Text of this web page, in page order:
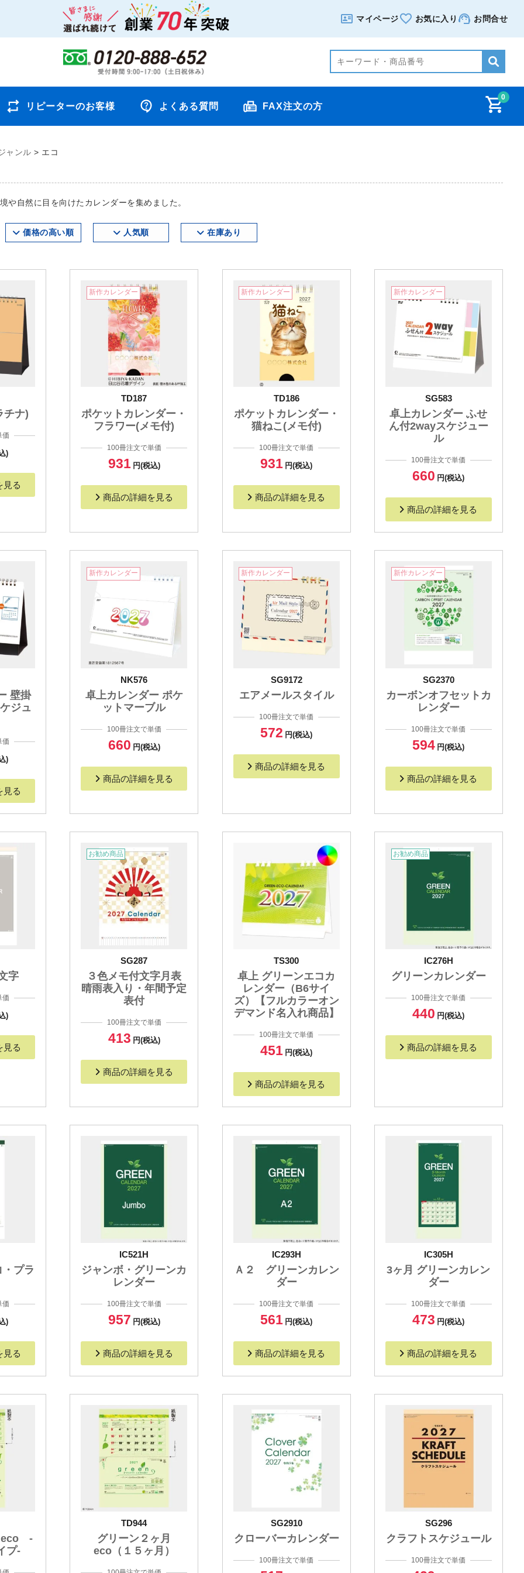
マイページ お気に入り お問合せ
0
リピーターのお客様 よくある質問 FAX注文の方
ャンル > エコ
や自然に目を向けたカレンダーを集めました。
価格の高い順 人気順 在庫あり
チナ)
価
)
見る
新作カレンダー
TD187
ポケットカレンダー・
フラワー(メモ付)
100冊注文で単価
931 円(税込)
商品の詳細を見る
新作カレンダー
TD186
ポケットカレンダー・
猫ねこ(メモ付)
100冊注文で単価
931 円(税込)
商品の詳細を見る
新作カレンダー
SG583
卓上カレンダー ふせ
ん付2wayスケジュー
ル
100冊注文で単価
660 円(税込)
商品の詳細を見る
壁掛
ジュ
価
)
見る
新作カレンダー
NK576
卓上カレンダー ポケ
ットマーブル
100冊注文で単価
660 円(税込)
商品の詳細を見る
新作カレンダー
SG9172
エアメールスタイル
100冊注文で単価
572 円(税込)
商品の詳細を見る
新作カレンダー
SG2370
カーボンオフセットカ
レンダー
100冊注文で単価
594 円(税込)
商品の詳細を見る
字
価
)
見る
お勧め商品
SG287
３色メモ付文字月表
晴雨表入り・年間予定
表付
100冊注文で単価
413 円(税込)
商品の詳細を見る
TS300
卓上 グリーンエコカ
レンダー（B6サイ
ズ）【フルカラーオン
デマンド名入れ商品】
100冊注文で単価
451 円(税込)
商品の詳細を見る
お勧め商品
IC276H
グリーンカレンダー
100冊注文で単価
440 円(税込)
商品の詳細を見る
プラ
価
)
見る
IC521H
ジャンボ・グリーンカ
レンダー
100冊注文で単価
957 円(税込)
商品の詳細を見る
IC293H
Ａ２ グリーンカレン
ダー
100冊注文で単価
561 円(税込)
商品の詳細を見る
IC305H
3ヶ月 グリーンカレン
ダー
100冊注文で単価
473 円(税込)
商品の詳細を見る
eco -
プ-
TD944
グリーン２ヶ月
eco（１５ヶ月）
SG2910
クローバーカレンダー
100冊注文で単価
SG296
クラフトスケジュール
100冊注文で単価